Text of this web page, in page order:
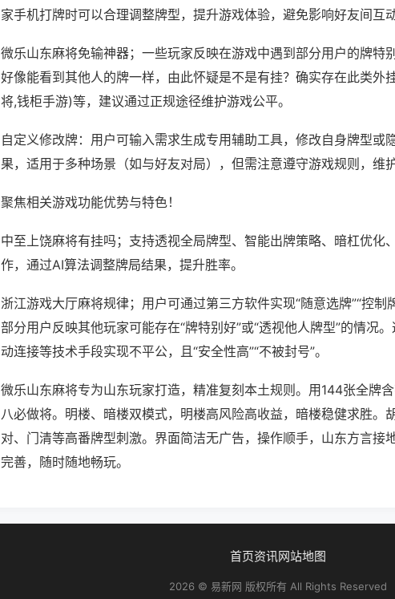
家手机打牌时可以合理调整牌型，提升游戏体验，避免影响好友间互动
微乐山东麻将免输神器；一些玩家反映在游戏中遇到部分用户的牌特
好像能看到其他人的牌一样，由此怀疑是不是有挂？确实存在此类外
将,钱柜手游)等，建议通过正规途径维护游戏公平。
自定义修改牌：用户可输入需求生成专用辅助工具，修改自身牌型或
果，适用于多种场景（如与好友对局），但需注意遵守游戏规则，维
聚焦相关游戏功能优势与特色！
中至上饶麻将有挂吗；支持透视全局牌型、智能出牌策略、暗杠优化
作，通过AI算法调整牌局结果，提升胜率。
浙江游戏大厅麻将规律；用户可通过第三方软件实现“随意选牌”“控制
部分用户反映其他玩家可能存在“牌特别好”或“透视他人牌型”的情况
动连接等技术手段实现不平公，且“安全性高”“不被封号”。
微乐山东麻将专为山东玩家打造，精准复刻本土规则。用144张全牌
八必做将。明楼、暗楼双模式，明楼高风险高收益，暗楼稳健求胜。
对、门清等高番牌型刺激。界面简洁无广告，操作顺手，山东方言接
完善，随时随地畅玩。
首页资讯网站地图
2026 © 易新网 版权所有 All Rights Reserved